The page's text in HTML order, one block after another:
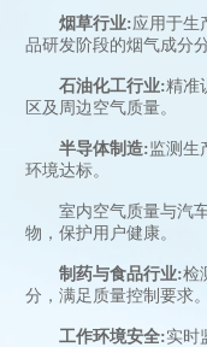
烟草行业:应用于生
品研发阶段的烟气成分
石油化工行业:精准
区及周边空气质量。
半导体制造:监测生
环境达标。
室内空气质量与汽车
物，保护用户健康。
制药与食品行业:检
分，满足质量控制要求。
工作环境安全:实时